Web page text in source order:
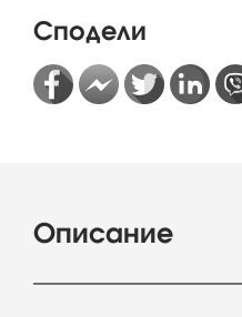
Сподели
Описание